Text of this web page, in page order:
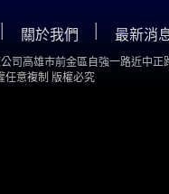
關於我們 最新消
司高雄市前金區自強一路近中正
任意複制 版權必究